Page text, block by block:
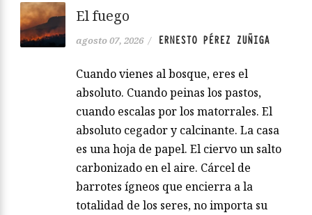
El fuego
agosto 07, 2026 / ERNESTO PÉREZ ZUÑIGA
Cuando vienes al bosque, eres el
absoluto. Cuando peinas los pastos,
cuando escalas por los matorrales. El
absoluto cegador y calcinante. La casa
es una hoja de papel. El ciervo un salto
carbonizado en el aire. Cárcel de
barrotes ígneos que encierra a la
totalidad de los seres, no importa su